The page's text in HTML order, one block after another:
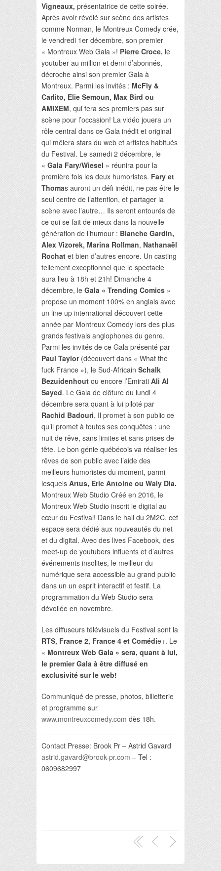
Vigneaux, présentatrice de cette soirée.
Après avoir révélé sur scène des artistes
comme Norman, le Montreux Comedy crée,
le vendredi 1er décembre, son premier
« Montreux Web Gala »! Pierre Croce, le
youtuber au million et demi d’abonnés,
décroche ainsi son premier Gala à
Montreux. Parmi les invités : McFly &
Carlito, Elie Semoun, Max Bird ou
AMIXEM, qui fera ses premiers pas sur
scène pour l’occasion! La vidéo jouera un
rôle central dans ce Gala inédit et original
qui mêlera stars du web et artistes habitués
du Festival. Le samedi 2 décembre, le
« Gala Fary/Wiesel » réunira pour la
première fois les deux humoristes. Fary et
Thomas auront un défi inédit, ne pas être le
seul centre de l’attention, et partager la
scène avec l’autre… Ils seront entourés de
ce qui se fait de mieux dans la nouvelle
génération de l’humour : Blanche Gardin,
Alex Vizorek, Marina Rollman, Nathanaël
Rochat et bien d’autres encore. Un casting
tellement exceptionnel que le spectacle
aura lieu à 18h et 21h! Dimanche 4
décembre, le Gala « Trending Comics »
propose un moment 100% en anglais avec
un line up international découvert cette
année par Montreux Comedy lors des plus
grands festivals anglophones du genre.
Parmi les invités de ce Gala présenté par
Paul Taylor(découvert dans « What the
fuck France »), le Sud-Africain Schalk
Bezuidenhout ou encore l’Emirati Ali Al
Sayed. Le Gala de clôture du lundi 4
décembre sera quant à lui piloté par
Rachid Badouri. Il promet à son public ce
qu’il promet à toutes ses conquêtes : une
nuit de rêve, sans limites et sans prises de
tête. Le bon génie québécois va réaliser les
rêves de son public avec l’aide des
meilleurs humoristes du moment, parmi
lesquels Artus, Eric Antoine ou Waly Dia.
Montreux Web Studio Créé en 2016, le
Montreux Web Studio inscrit le digital au
cœur du Festival! Dans le hall du 2M2C, cet
espace sera dédié aux nouveautés du net
et du digital. Avec des lives Facebook, des
meet-up de youtubers influents et d’autres
événements insolites, le meilleur du
numérique sera accessible au grand public
dans un un esprit interactif et festif. La
programmation du Web Studio sera
dévoilée en novembre.
Les diffuseurs télévisuels du Festival sont la
RTS, France 2, France 4 et Comédie+. Le
« Montreux Web Gala » sera, quant à lui,
le premier Gala à être diffusé en
exclusivité sur le web!
Communiqué de presse, photos, billetterie
et programme sur
www.montreuxcomedy.com dès 18h.
Contact Presse: Brook Pr – Astrid Gavard
astrid.gavard@brook-pr.com – Tel :
0609682997